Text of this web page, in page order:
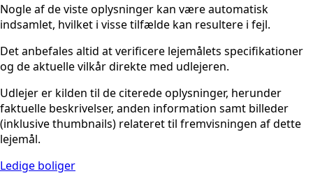
Nogle af de viste oplysninger kan være automatisk
indsamlet, hvilket i visse tilfælde kan resultere i fejl.
Det anbefales altid at verificere lejemålets specifikationer
og de aktuelle vilkår direkte med udlejeren.
Udlejer er kilden til de citerede oplysninger, herunder
faktuelle beskrivelser, anden information samt billeder
(inklusive thumbnails) relateret til fremvisningen af dette
lejemål.
Ledige boliger